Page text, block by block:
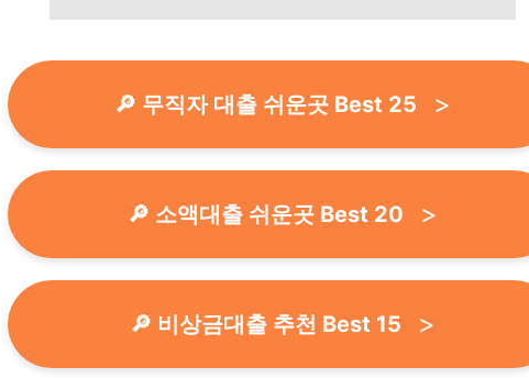
🔎 무직자 대출 쉬운곳 Best 25
🔎 소액대출 쉬운곳 Best 20
🔎 비상금대출 추천 Best 15